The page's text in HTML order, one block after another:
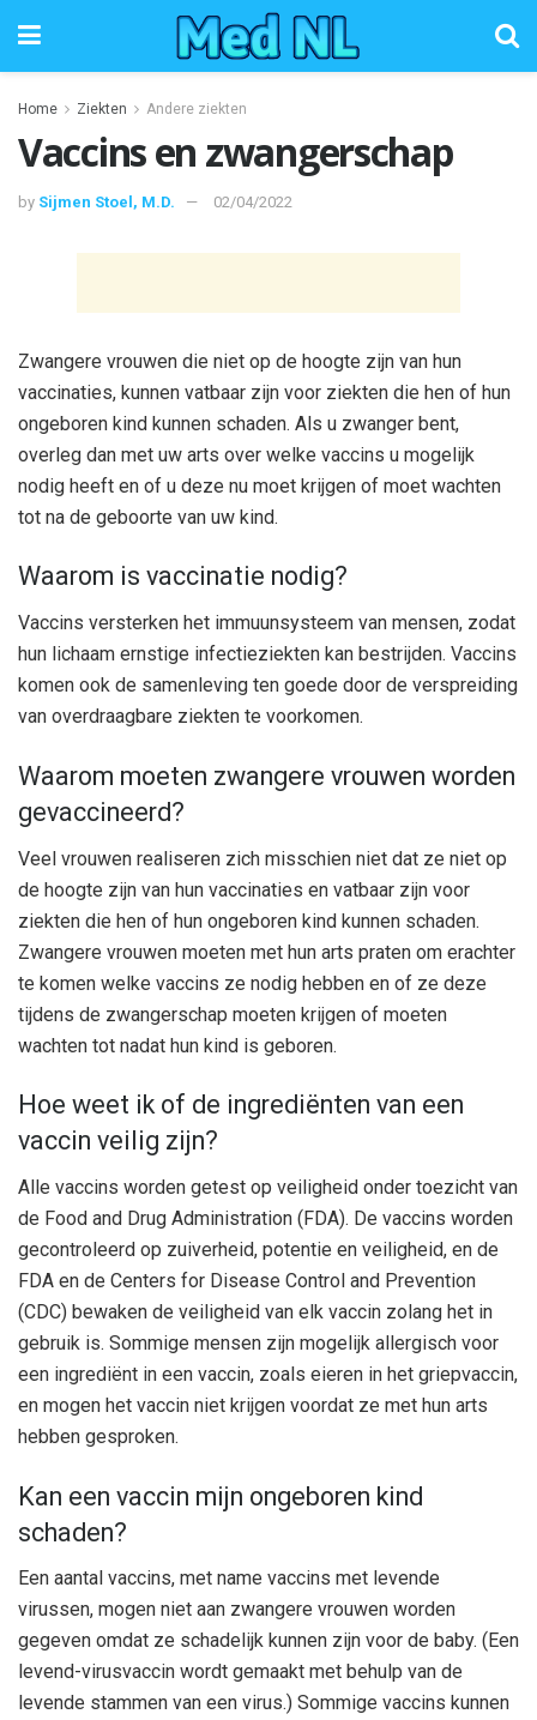
Home Ziekten Andere ziekten
Vaccins en zwangerschap
by Sijmen Stoel, M.D. 02/04/2022
Zwangere vrouwen die niet op de hoogte zijn van hun
vaccinaties, kunnen vatbaar zijn voor ziekten die hen of hun
ongeboren kind kunnen schaden. Als u zwanger bent,
overleg dan met uw arts over welke vaccins u mogelijk
nodig heeft en of u deze nu moet krijgen of moet wachten
tot na de geboorte van uw kind.
Waarom is vaccinatie nodig?
Vaccins versterken het immuunsysteem van mensen, zodat
hun lichaam ernstige infectieziekten kan bestrijden. Vaccins
komen ook de samenleving ten goede door de verspreiding
van overdraagbare ziekten te voorkomen.
Waarom moeten zwangere vrouwen worden
gevaccineerd?
Veel vrouwen realiseren zich misschien niet dat ze niet op
de hoogte zijn van hun vaccinaties en vatbaar zijn voor
ziekten die hen of hun ongeboren kind kunnen schaden.
Zwangere vrouwen moeten met hun arts praten om erachter
te komen welke vaccins ze nodig hebben en of ze deze
tijdens de zwangerschap moeten krijgen of moeten
wachten tot nadat hun kind is geboren.
Hoe weet ik of de ingrediënten van een
vaccin veilig zijn?
Alle vaccins worden getest op veiligheid onder toezicht van
de Food and Drug Administration (FDA). De vaccins worden
gecontroleerd op zuiverheid, potentie en veiligheid, en de
FDA en de Centers for Disease Control and Prevention
(CDC) bewaken de veiligheid van elk vaccin zolang het in
gebruik is. Sommige mensen zijn mogelijk allergisch voor
een ingrediënt in een vaccin, zoals eieren in het griepvaccin,
en mogen het vaccin niet krijgen voordat ze met hun arts
hebben gesproken.
Kan een vaccin mijn ongeboren kind
schaden?
Een aantal vaccins, met name vaccins met levende
virussen, mogen niet aan zwangere vrouwen worden
gegeven omdat ze schadelijk kunnen zijn voor de baby. (Een
levend-virusvaccin wordt gemaakt met behulp van de
levende stammen van een virus.) Sommige vaccins kunnen